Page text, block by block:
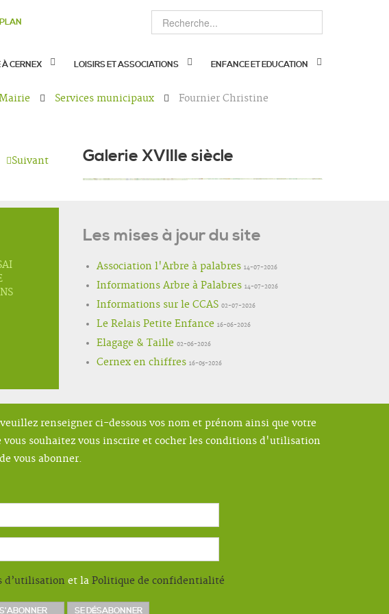
PLAN
CERNEX LOISIRS ET ASSOCIATIONS ENFANCE ET EDUCATION
Services municipaux Fournier Christine
Suivant Galerie XVIIIe siècle
Les mises à jour du site
Association l'Arbre à palabres 14-07-2026
Informations Arbre à Palabres 14-07-2026
Informations sur le CCAS 02-07-2026
Le Relais Petite Enfance 16-06-2026
Elagage & Taille 02-06-2026
Cernex en chiffres 16-05-2026
renseigner ci-dessous vos nom et prénom ainsi que votre
vous souhaitez vous inscrire et cocher les conditions d'utilisation
vous abonner.
d’utilisation et la Politique de confidentialité